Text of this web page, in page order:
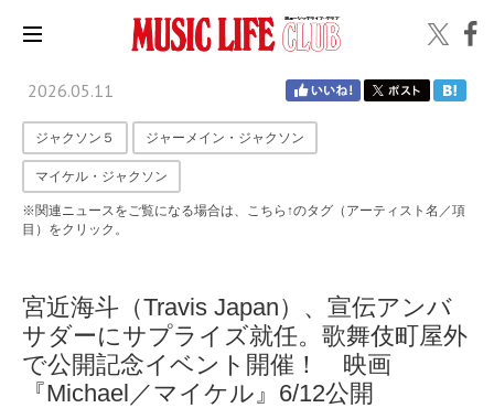
2026.05.11
ジャクソン５ ジャーメイン・ジャクソン
マイケル・ジャクソン
※関連ニュースをご覧になる場合は、こちら↑のタグ（アーティスト名／項
目）をクリック。
宮近海斗（Travis Japan）、宣伝アンバ
サダーにサプライズ就任。歌舞伎町屋外
で公開記念イベント開催！ 映画
『Michael／マイケル』6/12公開